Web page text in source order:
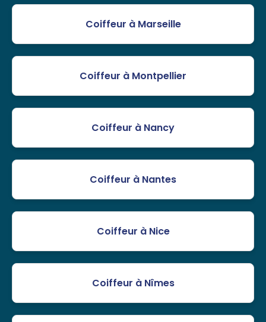
Coiffeur à Marseille
Coiffeur à Montpellier
Coiffeur à Nancy
Coiffeur à Nantes
Coiffeur à Nice
Coiffeur à Nîmes